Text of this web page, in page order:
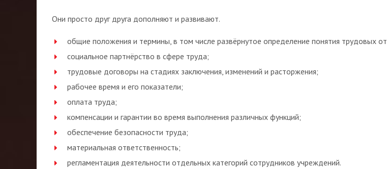
Они просто друг друга дополняют и развивают.
общие положения и термины, в том числе развёрнутое определение понятия трудовых
социальное партнёрство в сфере труда;
трудовые договоры на стадиях заключения, изменений и расторжения;
рабочее время и его показатели;
оплата труда;
компенсации и гарантии во время выполнения различных функций;
обеспечение безопасности труда;
материальная ответственность;
регламентация деятельности отдельных категорий сотрудников учреждений.